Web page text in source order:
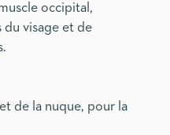
occipital,
du visage et de
de la nuque, pour la